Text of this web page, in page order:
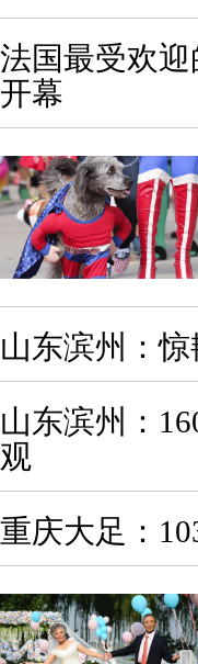
法国最受欢
开幕
山东滨州：
山东滨州：
观
重庆大足：